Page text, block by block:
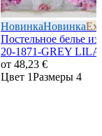
НовинкаНовинка
Постельное белье
20-1871-GREY
от 48,23 €
Цвет 1Размеры 4